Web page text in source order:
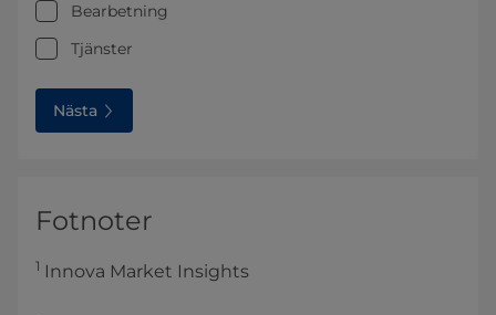
Bearbetning
Tjänster
Nästa
Fotnoter
1 Innova Market Insights